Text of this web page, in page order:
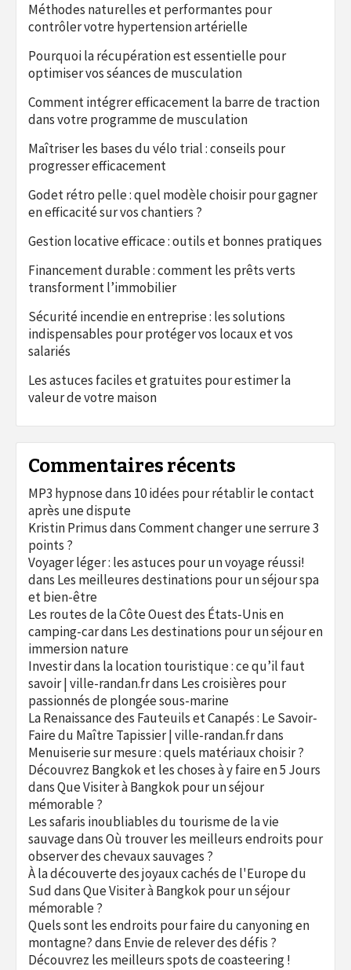
Méthodes naturelles et performantes pour
contrôler votre hypertension artérielle
Pourquoi la récupération est essentielle pour
optimiser vos séances de musculation
Comment intégrer efficacement la barre de traction
dans votre programme de musculation
Maîtriser les bases du vélo trial : conseils pour
progresser efficacement
Godet rétro pelle : quel modèle choisir pour gagner
en efficacité sur vos chantiers ?
Gestion locative efficace : outils et bonnes pratiques
Financement durable : comment les prêts verts
transforment l’immobilier
Sécurité incendie en entreprise : les solutions
indispensables pour protéger vos locaux et vos
salariés
Les astuces faciles et gratuites pour estimer la
valeur de votre maison
Commentaires récents
MP3 hypnosedans 10 idées pour rétablir le contact
après une dispute
Kristin PrimusdansComment changer une serrure 3
points ?
Voyager léger : les astuces pour un voyage réussi!
dans Les meilleures destinations pour un séjour spa
et bien-être
Les routes de la Côte Ouest des États-Unis en
camping-cardans Les destinations pour un séjour en
immersion nature
Investir dans la location touristique : ce qu’il faut
savoir | ville-randan.frdans Les croisières pour
passionnés de plongée sous-marine
La Renaissance des Fauteuils et Canapés : Le Savoir-
Faire du Maître Tapissier | ville-randan.frdans
Menuiserie sur mesure : quels matériaux choisir ?
Découvrez Bangkok et les choses à y faire en 5 Jours
dansQue Visiter à Bangkok pour un séjour
mémorable ?
Les safaris inoubliables du tourisme de la vie
sauvagedansOù trouver les meilleurs endroits pour
observer des chevaux sauvages ?
À la découverte des joyaux cachés de l'Europe du
SuddansQue Visiter à Bangkok pour un séjour
mémorable ?
Quels sont les endroits pour faire du canyoning en
montagne?dans Envie de relever des défis ?
Découvrez les meilleurs spots de coasteering !